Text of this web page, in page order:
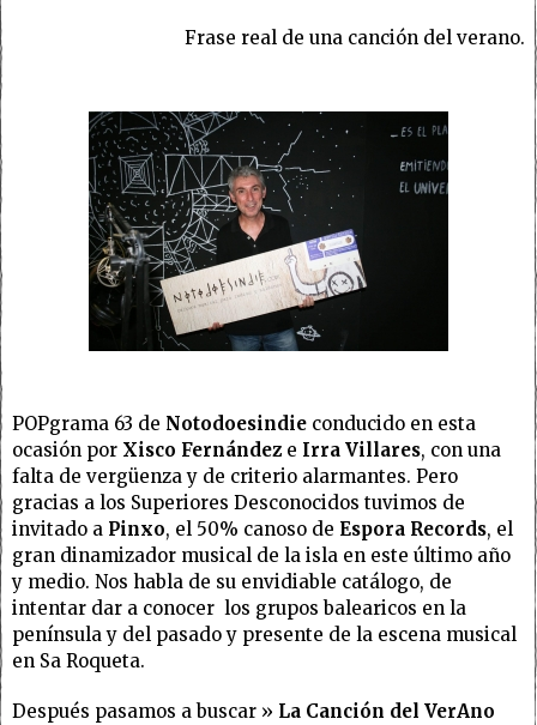
Frase real de una canción del verano.
POPgrama 63 de Notodoesindie conducido en esta
ocasión por Xisco Fernández e Irra Villares, con una
falta de vergüenza y de criterio alarmantes. Pero
gracias a los Superiores Desconocidos tuvimos de
invitado a Pinxo, el 50% canoso de Espora Records, el
gran dinamizador musical de la isla en este último año
y medio. Nos habla de su envidiable catálogo, de
intentar dar a conocer los grupos balearicos en la
península y del pasado y presente de la escena musical
en Sa Roqueta.
Después pasamos a buscar » La Canción del VerAno